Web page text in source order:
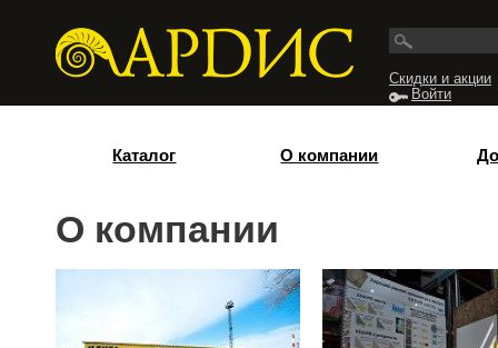
Скидки и акции
Войти
Каталог О компании
О компании